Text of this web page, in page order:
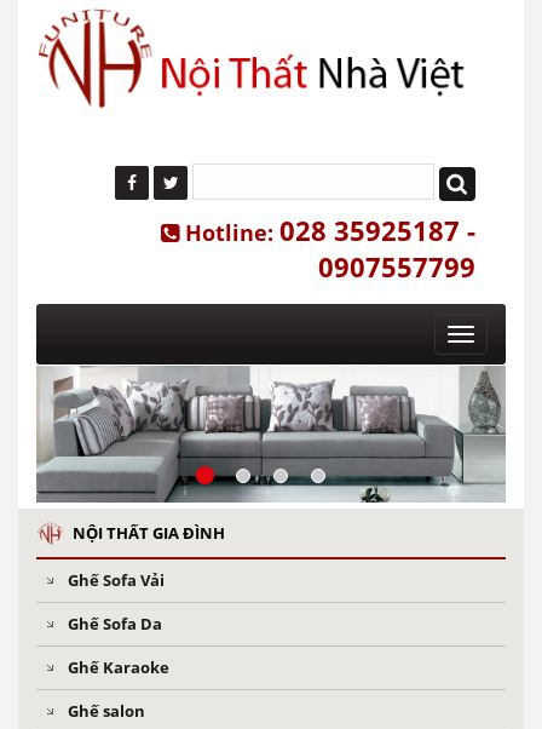
Hotline: 028 35925187 -
0907557799
Toggle
NỘI THẤT GIA ĐÌNH
Ghế Sofa Vải
Ghế Sofa Da
Ghế Karaoke
Ghế salon